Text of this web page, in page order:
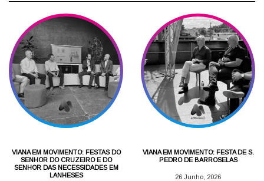
VIANA EM MOVIMENTO: FESTAS DO
SENHOR DO CRUZEIRO E DO
SENHOR DAS NECESSIDADES EM
LANHESES
VIANA EM MOVIMENTO: FESTA DE S.
PEDRO DE BARROSELAS
26 Junho, 2026